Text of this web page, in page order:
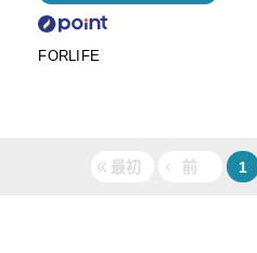
FORLIFE
最初 前 1